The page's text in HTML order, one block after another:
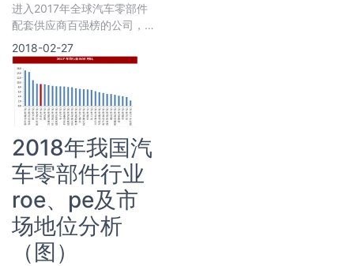
进入2017年全球汽车零部件
配套供应商百强榜的公司，多
为国际成熟零部件企业，前十
大公司的收入平均增速为7.9%
2018-02-27
2018年我国汽
车零部件行业
roe、pe及市
场地位分析
（图）